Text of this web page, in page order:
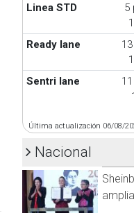
Linea STD
5
Ready lane
Sentri lane
Última actualización 06/08/
Nacional